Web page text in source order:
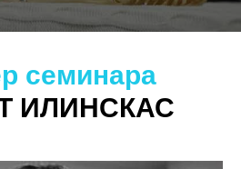
семинара
ИЛИНСКАС